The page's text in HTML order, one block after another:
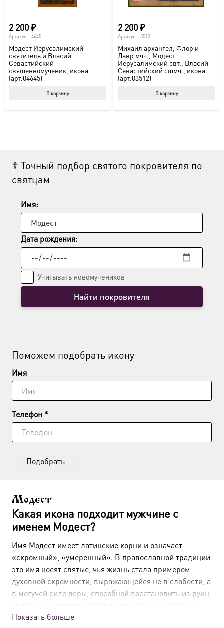
2 200₽
Артикул: 4645
Модест Иерусалимский
святитель и Власий
Севастийский
священномученик, икона
(арт.04645)
В корзину
2 200₽
Артикул: 3512
Михаил архангел, Флор и
Лавр мчч., Модест
Иерусалимский свт., Власий
Севастийский сщмч., икона
(арт.03512)
В корзину
☦ Точный подбор святого покровителя по
святцам
Имя:
Дата рождения:
Учитывать новомучеников
Найти покровителя
Поможем подобрать икону
Имя
Телефон *
Подобрать
Модест
Какая икона подходит мужчине с
именем Модест?
Имя Модест имеет латинские корни и означает
«скромный», «умеренный». В православной традиции
это имя носят святые, чья жизнь стала примером
духовной скромности, выражающейся не в слабости, а
в могучей силе веры, способной восстановить из руин
Мужчинам с именем Модест покровительствуют
Показать больше